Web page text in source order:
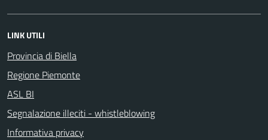
LINK UTILI
Provincia di Biella
Regione Piemonte
ASL BI
Segnalazione illeciti - whistleblowing
Informativa privacy